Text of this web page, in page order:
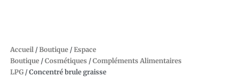
Accueil /Boutique /Espace
Boutique /Cosmétiques /Compléments Alimentaires
LPG/ Concentré brule graisse